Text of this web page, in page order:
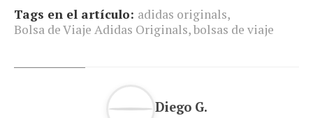
Tags en el artículo: adidas originals,
Bolsa de Viaje Adidas Originals,bolsas de viaje
Diego G.